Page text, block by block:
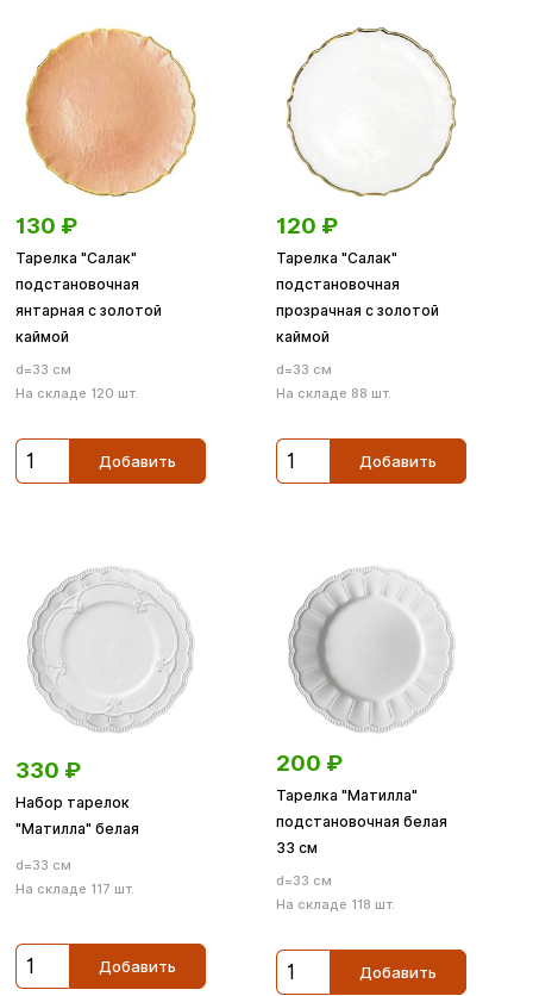
130 ₽
Тарелка "Салак"
подстановочная
янтарная с золотой
каймой
d=33 см
На складе 120 шт.
Добавить
120 ₽
Тарелка "Салак"
подстановочная
прозрачная с золотой
каймой
d=33 см
На складе 88 шт.
Добавить
330 ₽
Набор тарелок
"Матилла" белая
d=33 см
На складе 117 шт.
Добавить
200 ₽
Тарелка "Матилла"
подстановочная белая
33 см
d=33 см
На складе 118 шт.
Добавить